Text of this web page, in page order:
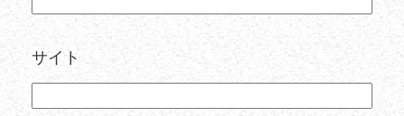
サイト